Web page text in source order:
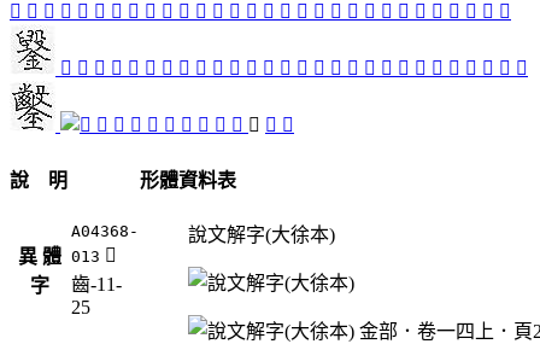
󶓻 󶔂 𣪲 𣪻 󶓽 󶓬 󶓾 𣫞 󶓯 󶓳 𣫩 󶓴 𣫫 󶓿 󶓶 𦦹 󶓲 󶓱 󶓨 󶓧 𨖐 𨗩 󶓫 󶓼 󶓤 󶓝 󶓞 󶓎 󶓢 󶓍
󶓘 󶓇 󶓡 󶓰 󶓌 󶓖 󶔃 󶓙 󶓚 󶓛 󶓵 󶓩 󶓐 󶓏 󶓸 󶔁 󶓭 󶓔 󶓟 󶔄 𨰒 󶓜 󶔀 󶓺 󶓗 󶓑 󶓪 󶓹
󶓋 󶓷 󶓣 󶓮 󶓓 󶓒 󶓕 󶓠 󶓥 󶓈 𪚆 󶓦
說 明
異 體
字
A04368-
013 󶓈
齒-11-
25
形體資料表
說文解字(大徐本)